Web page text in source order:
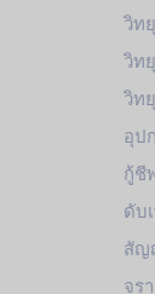
วิท
วิท
วิท
อุป
กู้ชี
ดับ
สัญ
จร